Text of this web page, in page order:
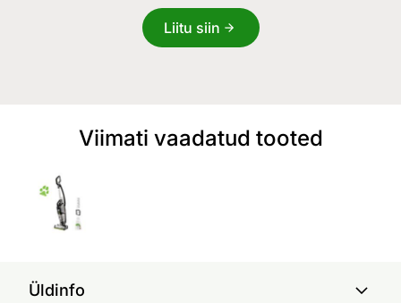
Liitu siin
Viimati vaadatud tooted
Üldinfo